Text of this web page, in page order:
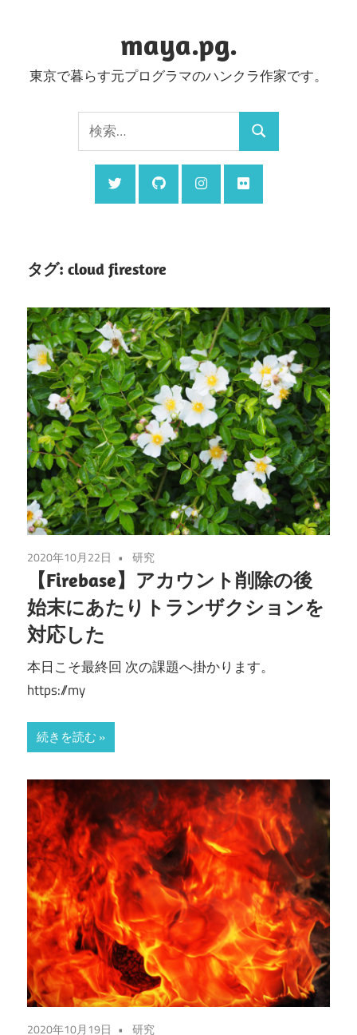
ン
maya.pg.
東京で暮らす元プログラマのハンクラ作家です。
索:
検
索
タグ: cloud firestore
2020年10月22日 研究
【Firebase】アカウント削除の後
始末にあたりトランザクションを
対応した
本日こそ最終回 次の課題へ掛かります。
https://my
続きを読む
2020年10月19日 研究